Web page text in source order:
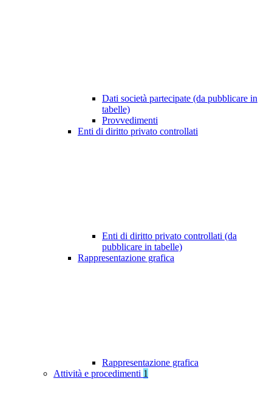
Dati società partecipate (da pubblicare in
tabelle)
Provvedimenti
Enti di diritto privato controllati
Enti di diritto privato controllati (da
pubblicare in tabelle)
Rappresentazione grafica
Rappresentazione grafica
Attività e procedimenti 1